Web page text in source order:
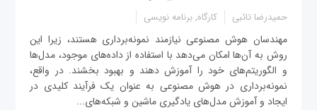
حمیدرضا تائبی کارگاه, برنامه نویسی
مهندسان هوش مصنوعی نیازمند نمونه‌برداری هستند، زیرا این
روش به آن‌ها امکان می‌دهد با استفاده از داده‌های موجود، مدل‌ها
و الگوریتم‌های خود را آموزش دهند و بهبود بخشند. در واقع،
نمونه‌برداری در هوش مصنوعی به عنوان یک فرآیند کلیدی در
ایجاد و آموزش مدل‌های یادگیری ماشین و شبکه‌های...